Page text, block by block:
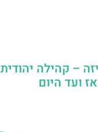
– קהילה יהודית
ועד היום